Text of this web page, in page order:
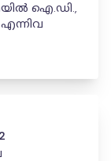
ഐ.ഡി.,